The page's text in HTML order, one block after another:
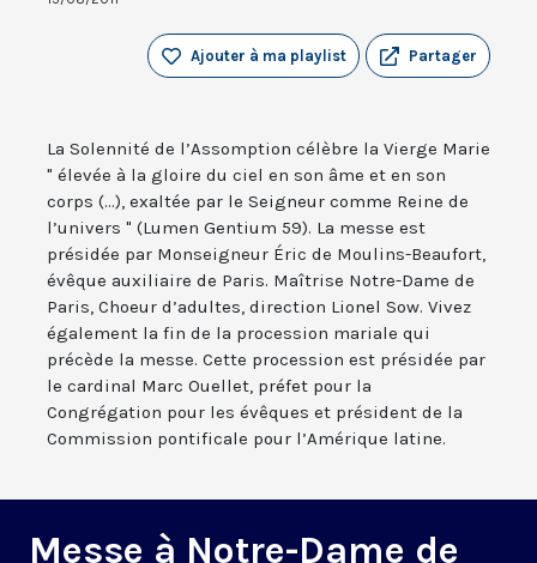
Partager
Ajouter à ma playlist
La Solennité de l’Assomption célèbre la Vierge Marie
" élevée à la gloire du ciel en son âme et en son
corps (...), exaltée par le Seigneur comme Reine de
l’univers " (Lumen Gentium 59). La messe est
présidée par Monseigneur Éric de Moulins-Beaufort,
évêque auxiliaire de Paris. Maîtrise Notre-Dame de
Paris, Choeur d’adultes, direction Lionel Sow. Vivez
également la fin de la procession mariale qui
précède la messe. Cette procession est présidée par
le cardinal Marc Ouellet, préfet pour la
Congrégation pour les évêques et président de la
Commission pontificale pour l’Amérique latine.
Messe à Notre-Dame de